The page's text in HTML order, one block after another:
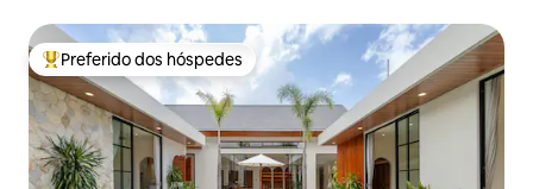
Entre os melhores preferidos dos hóspedes
Preferido dos hóspedes